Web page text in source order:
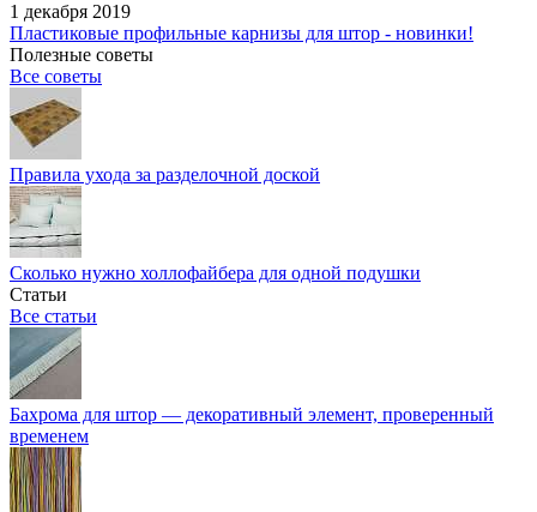
1 декабря 2019
Пластиковые профильные карнизы для штор - новинки!
Полезные советы
Все советы
Правила ухода за разделочной доской
Сколько нужно холлофайбера для одной подушки
Статьи
Все статьи
Бахрома для штор — декоративный элемент, проверенный
временем